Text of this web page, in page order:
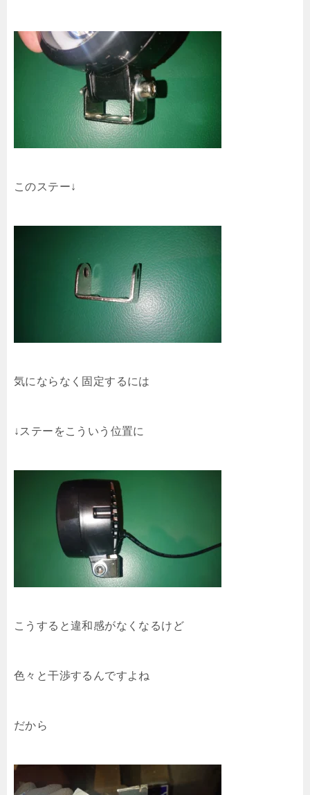
このステー↓
気にならなく固定するには
↓ステーをこういう位置に
こうすると違和感がなくなるけど
色々と干渉するんですよね
だから